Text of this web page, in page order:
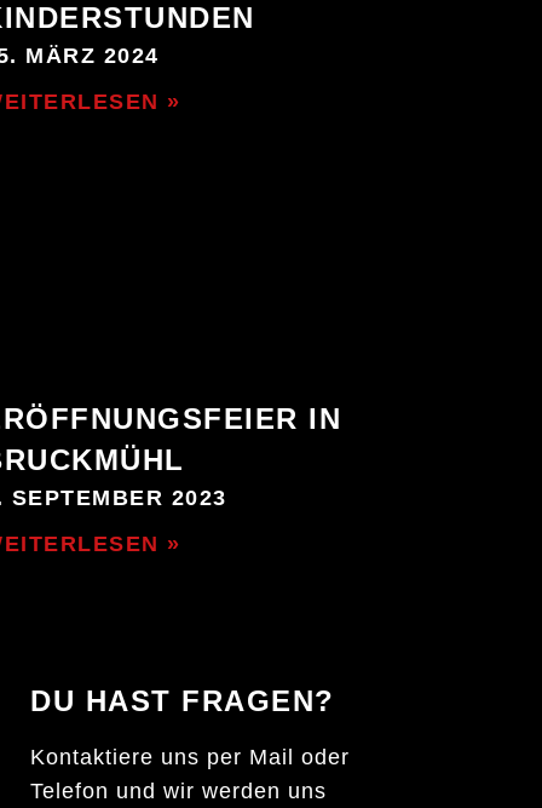
MÄRZ 2024
»
IN
SEPTEMBER 2023
»
DU HAST FRAGEN?
Kontaktiere uns per Mail oder
Telefon und wir werden uns